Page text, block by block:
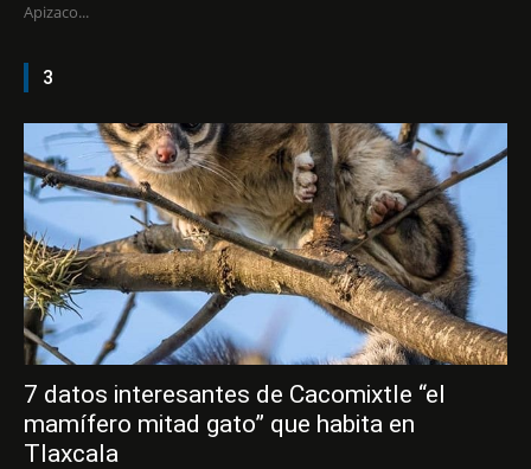
Apizaco...
3
7 datos interesantes de Cacomixtle “el
mamífero mitad gato” que habita en
Tlaxcala